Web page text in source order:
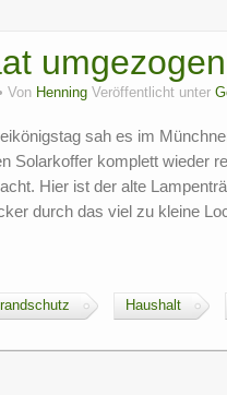
umgezogen
Von Henning Veröffentlicht unter
sah es im
Solarkoffer komplett wieder
Hier ist der alte
durch das viel zu kleine
Haushalt